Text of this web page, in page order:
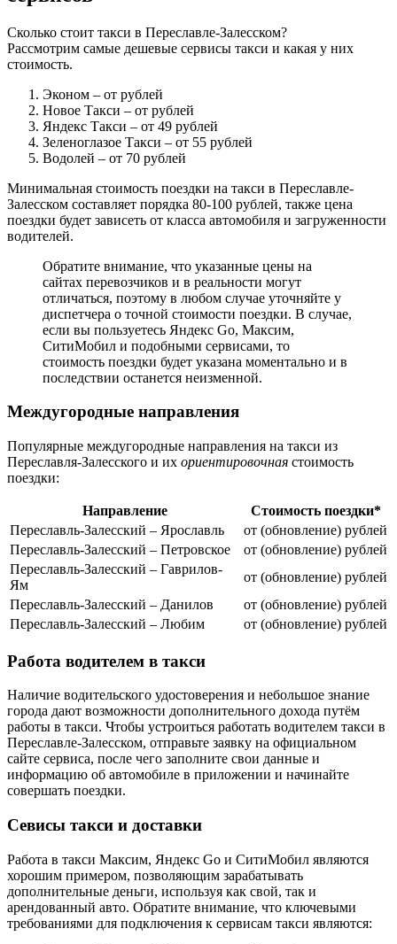
Сколько стоит такси в Переславле-Залесском?
Рассмотрим самые дешевые сервисы такси и какая у них
стоимость.
Эконом – от рублей
Новое Такси – от рублей
Яндекс Такси – от 49 рублей
Зеленоглазое Такси – от 55 рублей
Водолей – от 70 рублей
Минимальная стоимость поездки на такси в Переславле-
Залесском составляет порядка 80-100 рублей, также цена
поездки будет зависеть от класса автомобиля и загруженности
водителей.
Обратите внимание, что указанные цены на
сайтах перевозчиков и в реальности могут
отличаться, поэтому в любом случае уточняйте у
диспетчера о точной стоимости поездки. В случае,
если вы пользуетесь Яндекс Go, Максим,
СитиМобил и подобными сервисами, то
стоимость поездки будет указана моментально и в
последствии останется неизменной.
Междугородные направления
Популярные междугородные направления на такси из
Переславля-Залесского и их ориентировочная стоимость
поездки:
Направление
Стоимость поездки*
Переславль-Залесский – Ярославль
от (обновление) рублей
Переславль-Залесский – Петровское
от (обновление) рублей
Переславль-Залесский – Гаврилов-
Ям
от (обновление) рублей
Переславль-Залесский – Данилов
от (обновление) рублей
Переславль-Залесский – Любим
от (обновление) рублей
Работа водителем в такси
Наличие водительского удостоверения и небольшое знание
города дают возможности дополнительного дохода путём
работы в такси. Чтобы устроиться работать водителем такси в
Переславле-Залесском, отправьте заявку на официальном
сайте сервиса, после чего заполните свои данные и
информацию об автомобиле в приложении и начинайте
совершать поездки.
Севисы такси и доставки
Работа в такси Максим, Яндекс Go и СитиМобил являются
хорошим примером, позволяющим зарабатывать
дополнительные деньги, используя как свой, так и
арендованный авто. Обратите внимание, что ключевыми
требованиями для подключения к сервисам такси являются: